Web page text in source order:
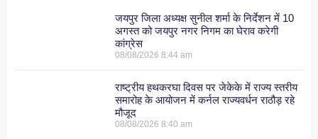
जयपुर जिला अध्यक्ष सुनील शर्मा के निर्देशन में 10
अगस्त को जयपुर नगर निगम का घेराव करेगी
कांग्रेस
08/08/20268:44 am
राष्ट्रीय हथकरघा दिवस पर जेकेके में राज्य स्तरीय
समारोह के आयोजन में कर्नल राज्यवर्धन राठौड़ रहे
मौजूद
08/08/20268:40 am